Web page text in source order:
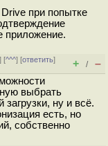
при попытке
приложение.
] [^^^] [ответить]
+ / –
выбрать
ну и всё.
есть, но
собственно